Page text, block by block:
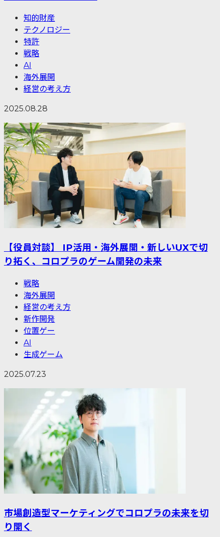
知的財産
テクノロジー
特許
戦略
AI
海外展開
経営の考え方
2025.08.28
【役員対談】 IP活用・海外展開・新しいUXで切
り拓く、コロプラのゲーム開発の未来
戦略
海外展開
経営の考え方
新作開発
位置ゲー
AI
生成ゲーム
2025.07.23
市場創造型マーケティングでコロプラの未来を切
り開く